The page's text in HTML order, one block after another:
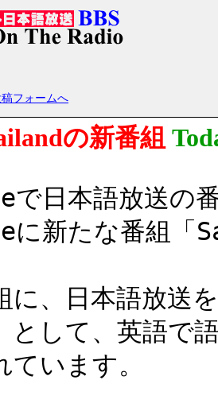
フォームへ
の新番組
で日本語放送の
に新たな番組
に、日本語放送
として、英語で
ています。